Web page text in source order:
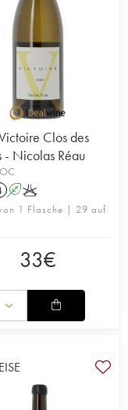
Clos des
- Nicolas Réau
AK
1 Flasche | 29 auf
33€